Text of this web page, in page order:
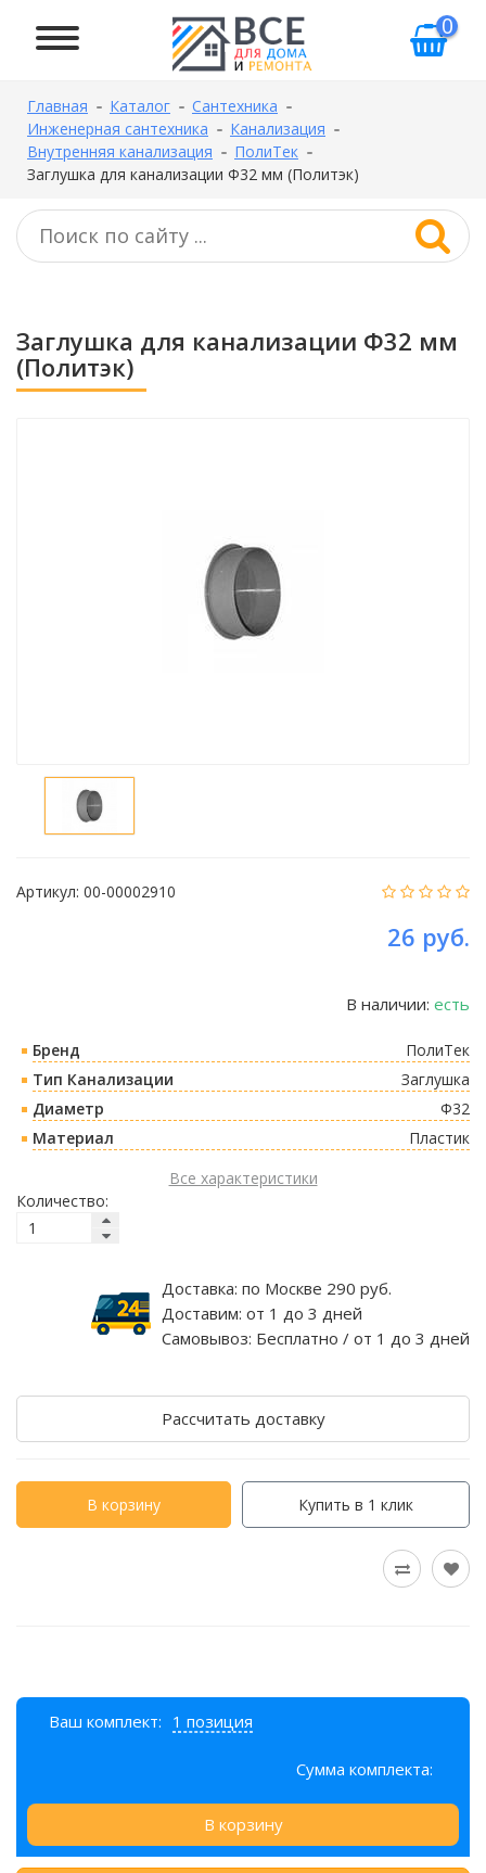
0
Главная Каталог
Сантехника
Инженерная сантехника
Канализация
Внутренняя канализация
ПолиТек
Заглушка для канализации Ф32 мм (Политэк)
Заглушка для канализации Ф32 мм
(Политэк)
Артикул: 00-00002910
26 руб.
В наличии: есть
Бренд
ПолиТек
Тип Канализации
Заглушка
Диаметр
Ф32
Материал
Пластик
Все характеристики
Количество:
Доставка: по Москве 290 руб.
Доставим: от 1 до 3 дней
Самовывоз: Бесплатно / от 1 до 3 дней
Рассчитать доставку
В корзину Купить в 1 клик
Ваш комплект: 1 позиция
Сумма комплекта:
В корзину